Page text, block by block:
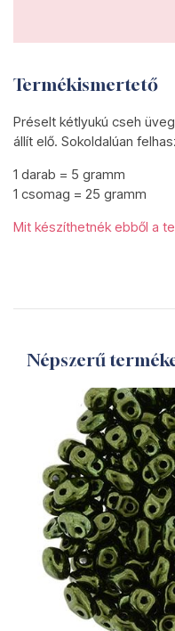
Termékismertető
Préselt kétlyukú cseh
állít elő. Sokoldalúan
1 darab = 5 gramm
1 csomag = 25 gramm
Mit készíthetnék ebből a
Népszerű